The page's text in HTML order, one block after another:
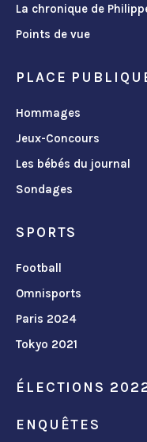
La chronique de
Points de vue
PLACE
Hommages
Jeux-Concours
Les bébés du journal
Sondages
SPORTS
Football
Omnisports
Paris 2024
Tokyo 2021
ÉLECTIONS
ENQUÊTES